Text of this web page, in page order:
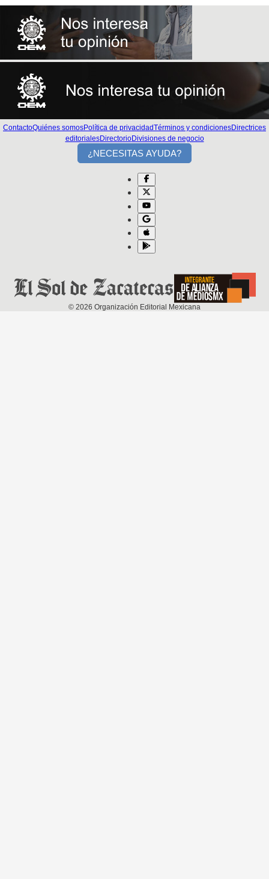
ContactoQuiénes somosPolítica de privacidadTérminos y condicionesDirectrices
editorialesDirectorioDivisiones de negocio
¿NECESITAS AYUDA?
© 2026 Organización Editorial Mexicana